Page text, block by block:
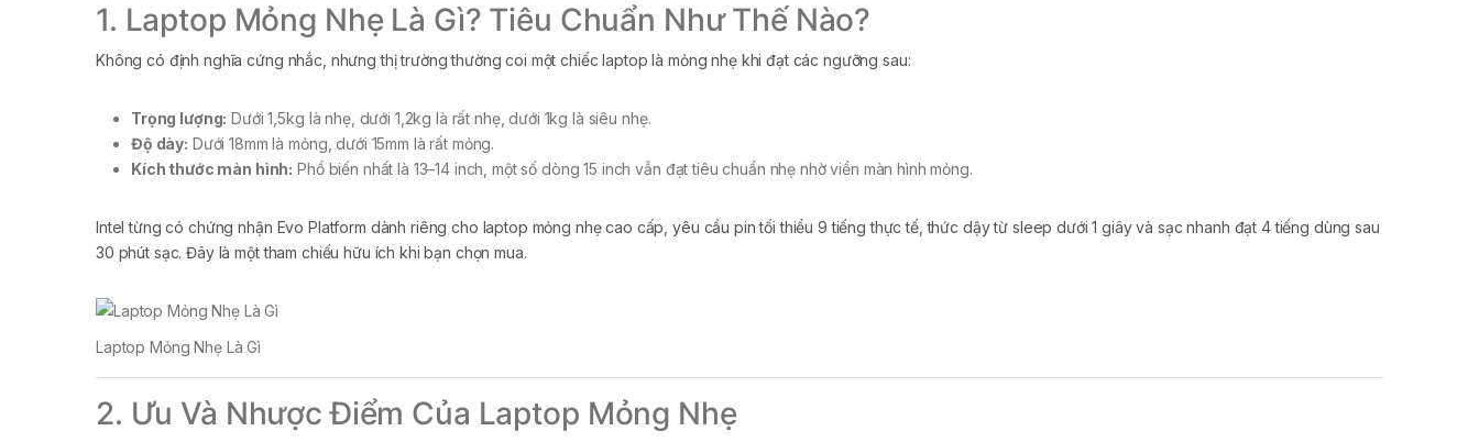
1. Laptop Mỏng Nhẹ Là Gì? Tiêu Chuẩn Như Thế Nào?
Không có định nghĩa cứng nhắc, nhưng thị trường thường coi một chiếc laptop là mỏng nhẹ khi đạt các ngưỡng sau:
Trọng lượng: Dưới 1,5kg là nhẹ, dưới 1,2kg là rất nhẹ, dưới 1kg là siêu nhẹ.
Độ dày: Dưới 18mm là mỏng, dưới 15mm là rất mỏng.
Kích thước màn hình: Phổ biến nhất là 13–14 inch, một số dòng 15 inch vẫn đạt tiêu chuẩn nhẹ nhờ viền màn hình mỏng.
Intel từng có chứng nhận Evo Platform dành riêng cho laptop mỏng nhẹ cao cấp, yêu cầu pin tối thiểu 9 tiếng thực tế, thức dậy từ sleep dưới 1 giây và sạc nhanh đạt 4 tiếng dùng sau
30 phút sạc. Đây là một tham chiếu hữu ích khi bạn chọn mua.
Laptop Mỏng Nhẹ Là Gì
2. Ưu Và Nhược Điểm Của Laptop Mỏng Nhẹ